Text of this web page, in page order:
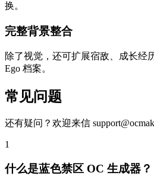
换。
完整背景整合
除了视觉，还可扩展宿敌、成长经
Ego 档案。
常见问题
还有疑问？欢迎来信
1
什么是蓝色禁区 OC 生成器？